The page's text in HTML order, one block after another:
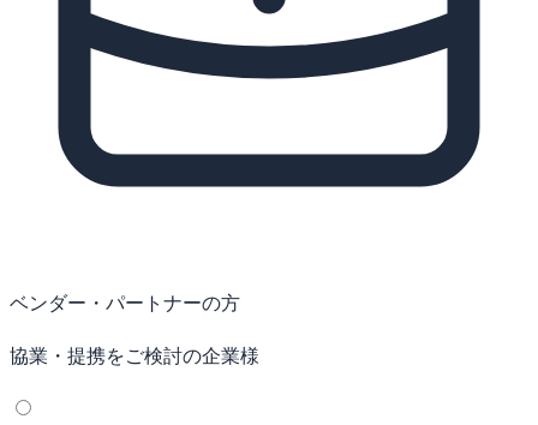
ベンダー・パートナーの方
協業・提携をご検討の企業様